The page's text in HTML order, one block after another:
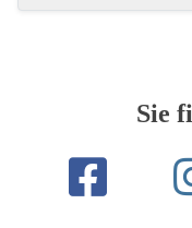
Sie